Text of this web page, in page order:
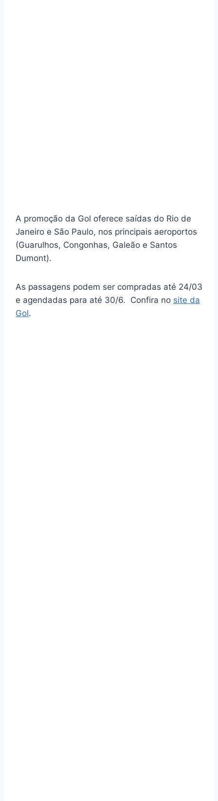
A promoção da Gol oferece saídas do Rio de
Janeiro e São Paulo, nos principais aeroportos
(Guarulhos, Congonhas, Galeão e Santos
Dumont).
As passagens podem ser compradas até 24/03
e agendadas para até 30/6. Confira no site da
Gol.